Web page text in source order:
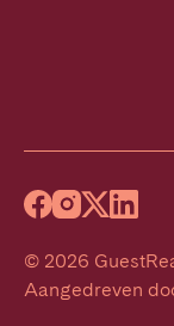
© 2026
Aangedreven